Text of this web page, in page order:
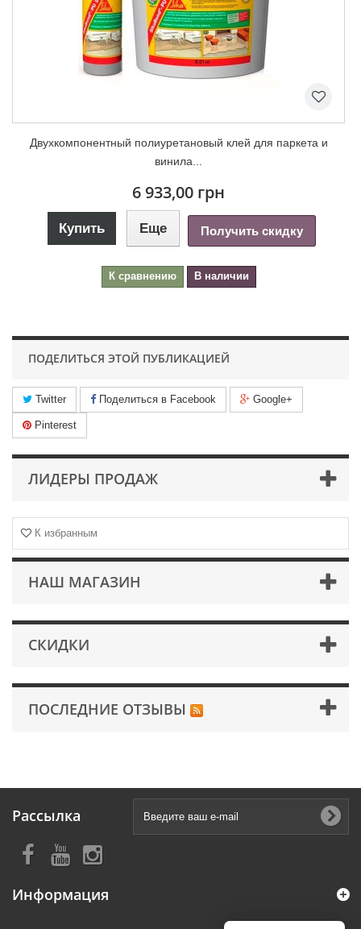
ЛИДЕРЫ ПРОДАЖ
К избранным
НАШ МАГАЗИН
СКИДКИ
ПОСЛЕДНИЕ ОТЗЫВЫ
Двухкомпонентный полиуретановый клей для паркета и
винила...
6 933,00 грн
Купить Еще Получить скидку
К сравнению В наличии
ПОДЕЛИТЬСЯ ЭТОЙ ПУБЛИКАЦИЕЙ
Twitter Поделиться в Facebook Google+
Pinterest
Рассылка
Информация